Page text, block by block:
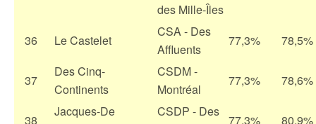
des Mille-Îles
36 Le Castelet
CSA - Des
Affluents
77,3% 78,5%
37
Des Cinq-
Continents
CSDM -
Montréal
77,3% 78,6%
38
Jacques-De
CSDP - Des
77,3% 80,9%